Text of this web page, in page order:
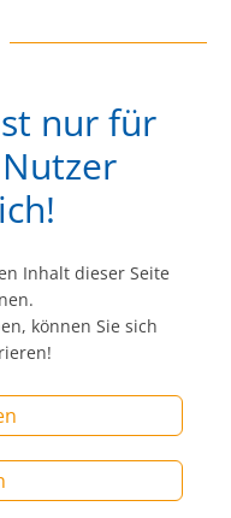
nur für
Inhalt dieser Seite
können Sie sich